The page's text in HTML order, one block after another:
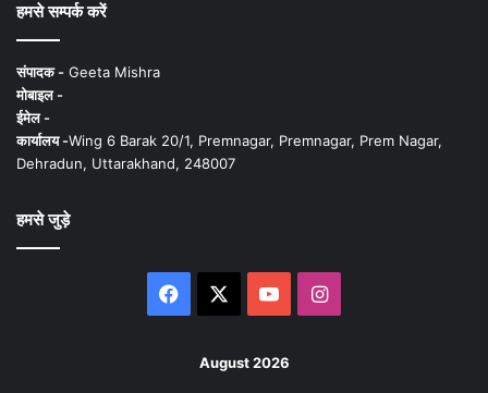
हमसे सम्पर्क करें
संपादक - Geeta Mishra
मोबाइल -
ईमेल -
कार्यालय -Wing 6 Barak 20/1, Premnagar, Premnagar, Prem Nagar,
Dehradun, Uttarakhand, 248007
हमसे जुड़े
Facebook YouTubeInstagram
August 2026